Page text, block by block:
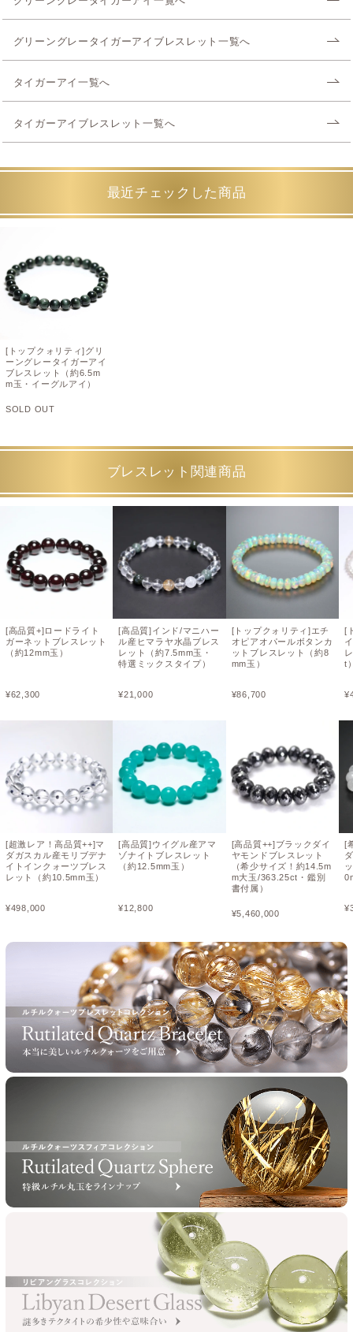
グリーングレータイガーアイブレスレット一覧へ
タイガーアイ一覧へ
タイガーアイブレスレット一覧へ
最近チェックした商品
[トップクォリティ]グリ
ーングレータイガーアイ
ブレスレット（約6.5m
m玉・イーグルアイ）
SOLD OUT
ブレスレット関連商品
[高品質+]ロードライト
ガーネットブレスレット
（約12mm玉）
¥62,300
[超激レア！高品質++]マ
ダガスカル産モリブデナ
イトインクォーツブレス
レット（約10.5mm玉）
¥498,000
[高品質]インド/マニハー
ル産ヒマラヤ水晶ブレス
レット（約7.5mm玉・
特選ミックスタイプ）
¥21,000
[高品質]ウイグル産アマ
ゾナイトブレスレット
（約12.5mm玉）
¥12,800
[トップクォリティ]エチ
オピアオパールボタンカ
ットブレスレット（約8
mm玉）
¥86,700
[高品質++]ブラックダイ
ヤモンドブレスレット
（希少サイズ！約14.5m
m大玉/363.25ct・鑑別
書付属）
¥5,460,000
[
t
¥
[
¥